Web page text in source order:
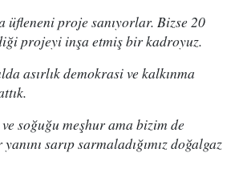
üfleneni proje sanıyorlar. Bizse 20
projeyi inşa etmiş bir kadroyuz.
asırlık demokrasi ve kalkınma
soğuğu meşhur ama bizim de
sarıp sarmaladığımız doğalgaz